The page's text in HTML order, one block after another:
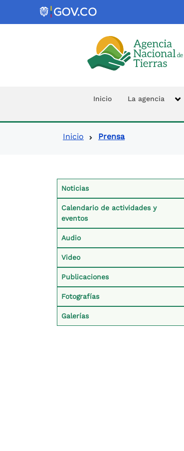
Logo de la Agencia
Inicio La agencia
Ruta de
Inicio Prensa
Contexto Prensa
Noticias
Calendario de actividades y
eventos
Audio
Video
Publicaciones
Fotografías
Galerías